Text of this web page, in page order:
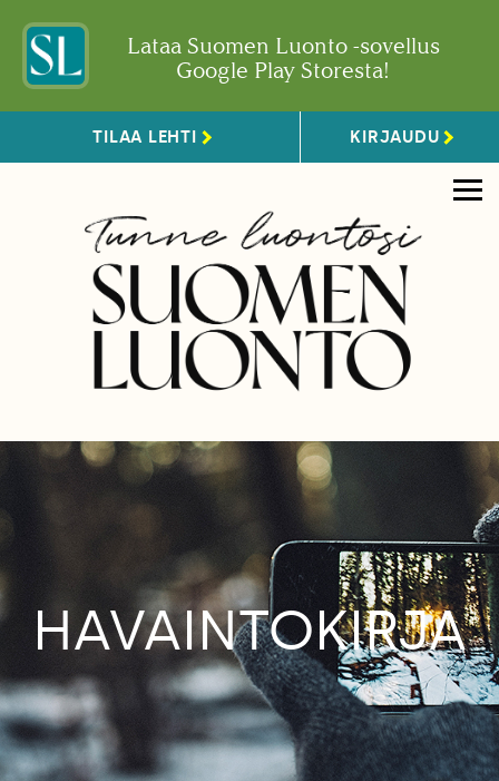
Lataa Suomen Luonto -sovellus
Google Play Storesta!
TILAA LEHTI KIRJAUDU
HAVAINTOKIRJA